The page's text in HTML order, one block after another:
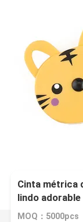
Cinta métrica
lindo
Giveaways
MOQ：5000pcs